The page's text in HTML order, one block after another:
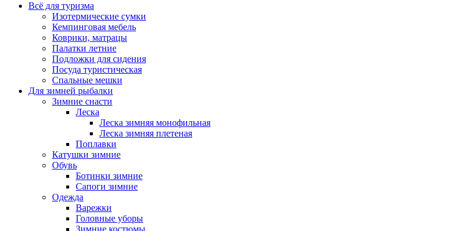
Всё для туризма
Изотермические сумки
Кемпинговая мебель
Коврики, матрацы
Палатки летние
Подложки для сидения
Посуда туристическая
Спальные мешки
Для зимней рыбалки
Зимние снасти
Леска
Леска зимняя монофильная
Леска зимняя плетеная
Поплавки
Катушки зимние
Обувь
Ботинки зимние
Сапоги зимние
Одежда
Варежки
Головные уборы
Зимние костюмы